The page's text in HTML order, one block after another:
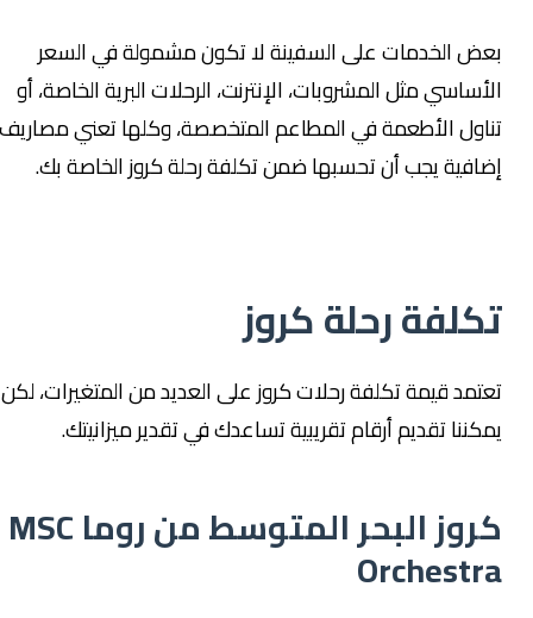
بعض الخدمات على السفينة لا تكون مشمولة في السعر
الأساسي مثل المشروبات، الإنترنت، الرحلات البرية الخاصة، أو
تناول الأطعمة في المطاعم المتخصصة، وكلها تعني مصاريف
إضافية يجب أن تحسبها ضمن تكلفة رحلة كروز الخاصة بك.
تكلفة رحلة كروز
تعتمد قيمة تكلفة رحلات كروز على العديد من المتغيرات، لكن
يمكننا تقديم أرقام تقريبية تساعدك في تقدير ميزانيتك.
كروز البحر المتوسط من روما MSC
Orchestra